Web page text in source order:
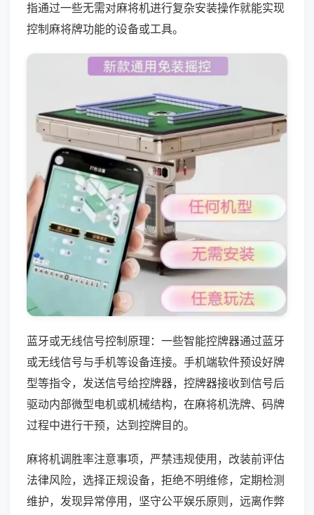
指通过一些无需对麻将机进行复杂安装操作就能实现
控制麻将牌功能的设备或工具。
蓝牙或无线信号控制原理：一些智能控牌器通过蓝牙
或无线信号与手机等设备连接。手机端软件预设好牌
型等指令，发送信号给控牌器，控牌器接收到信号后
驱动内部微型电机或机械结构，在麻将机洗牌、码牌
过程中进行干预，达到控牌目的。
麻将机调胜率注意事项，严禁违规使用，改装前评估
法律风险，选择正规设备，拒绝不明维修，定期检测
维护，发现异常停用，坚守公平娱乐原则，远离作弊